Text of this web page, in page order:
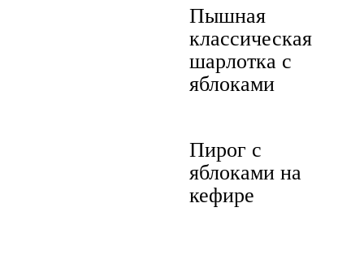
Пышная
классическая
шарлотка с
яблоками
Пирог с
яблоками на
кефире